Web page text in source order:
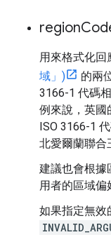
region
用來格式化回
域」)
的兩
3166-1 代碼
例來說，英國
ISO 3166-1
北愛爾蘭聯合
建議也會根據
用者的區域偏
如果指定無效